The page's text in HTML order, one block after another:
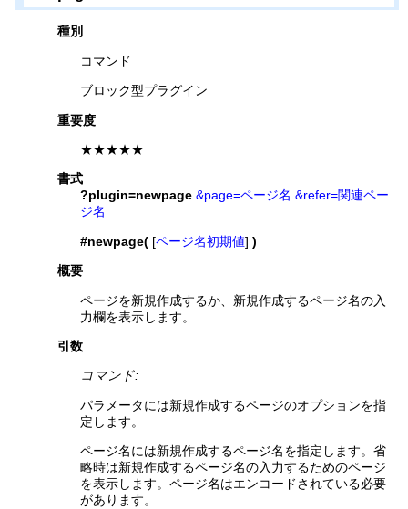
種別
コマンド
ブロック型プラグイン
重要度
★★★★★
書式
?plugin=newpage &page=ページ名 &refer=関連ペー
ジ名
#newpage( [ページ名初期値])
概要
ページを新規作成するか、新規作成するページ名の入
力欄を表示します。
引数
コマンド:
パラメータには新規作成するページのオプションを指
定します。
ページ名には新規作成するページ名を指定します。省
略時は新規作成するページ名の入力するためのページ
を表示します。ページ名はエンコードされている必要
があります。